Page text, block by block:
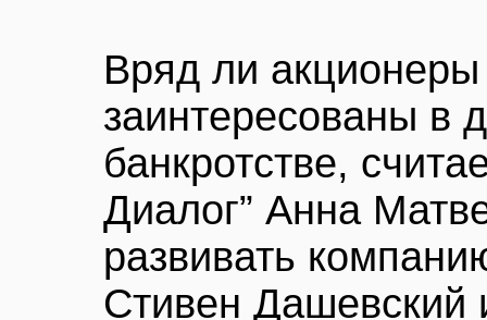
Вряд ли акционеры
заинтересованы в
банкротстве,
Диалог” Анна
развивать
Стивен Дашевский